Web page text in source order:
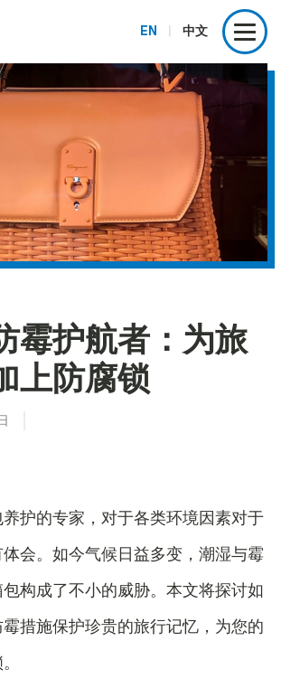
EN 中文
霉护航者：为旅
上防腐锁
护的专家，对于各类环境因素对于
会。如今气候日益多变，潮湿与霉
构成了不小的威胁。本文将探讨如
措施保护珍贵的旅行记忆，为您的